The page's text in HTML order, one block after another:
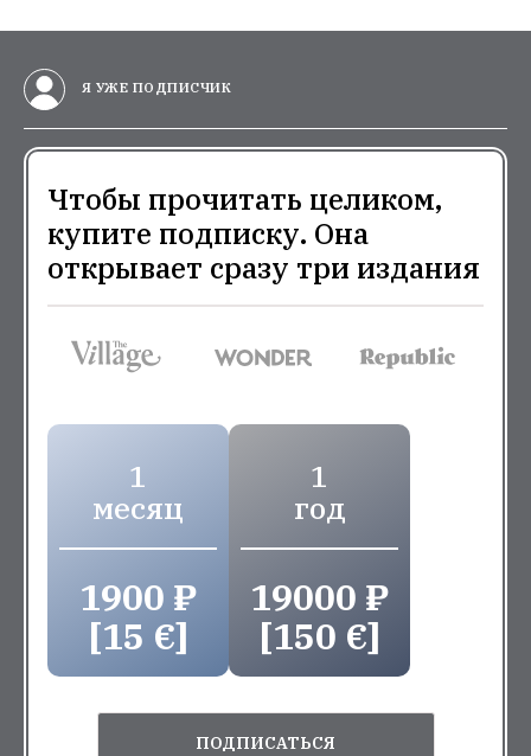
Я УЖЕ ПОДПИСЧИК
Чтобы прочитать целиком,
купите подписку. Она
открывает сразу три издания
1
месяц
1900 ₽
[15 €]
1
год
19000 ₽
[150 €]
ПОДПИСАТЬСЯ